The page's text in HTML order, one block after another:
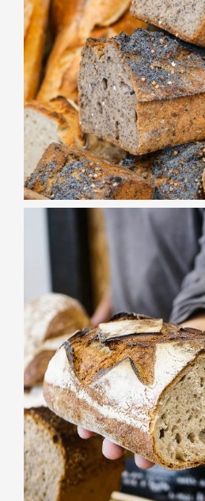
BOULANGERIE
Pain
BOULANGERIE
Pain de